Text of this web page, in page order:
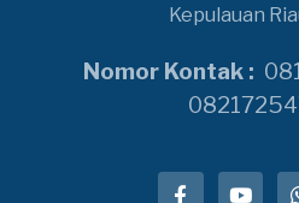
Kepulauan
Nomor Kontak :